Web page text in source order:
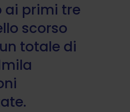
ai primi tre
scorso
totale di